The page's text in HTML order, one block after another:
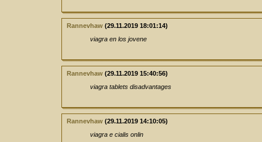
Rannevhaw (29.11.2019 18:01:14)
viagra en los jovene
Rannevhaw (29.11.2019 15:40:56)
viagra tablets disadvantages
Rannevhaw (29.11.2019 14:10:05)
viagra e cialis onlin